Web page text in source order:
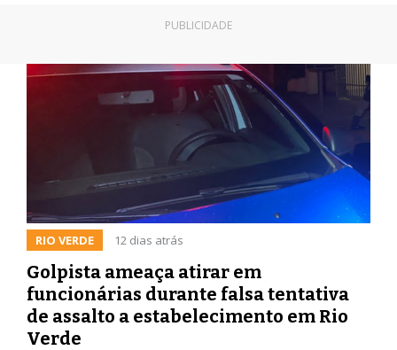
RIO VERDE 12 dias atrás
Golpista ameaça atirar em
funcionárias durante falsa tentativa
de assalto a estabelecimento em Rio
Verde
PUBLICIDADE